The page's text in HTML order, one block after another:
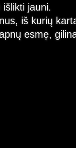
jauni.
iš kurių
esmę,